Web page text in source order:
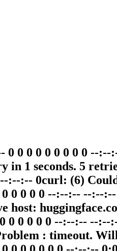
0 0 0 0 0 0 0 0 --
1 seconds. 5
:--:-- 0curl: (6)
0 0 0 0 --:--:-- --:--
host:
0 0 0 0 --:--:-- --:--
: timeout.